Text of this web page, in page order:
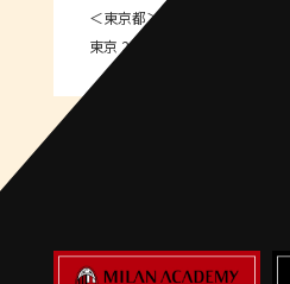
＜東京都＞
東京 23区